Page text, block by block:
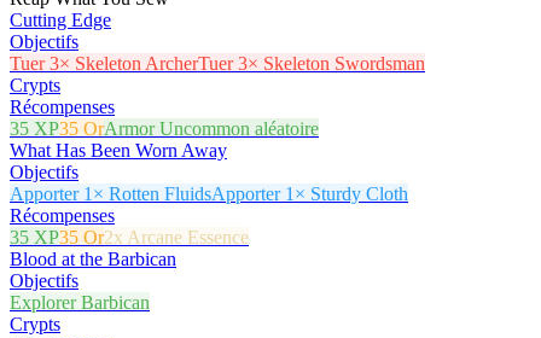
Cutting Edge
Objectifs
Tuer 3× Skeleton ArcherTuer 3× Skeleton Swordsman
Crypts
Récompenses
35 XP35 OrArmor Uncommon aléatoire
What Has Been Worn Away
Objectifs
Apporter 1× Rotten FluidsApporter 1× Sturdy Cloth
Récompenses
35 XP35 Or2x Arcane Essence
Blood at the Barbican
Objectifs
Explorer Barbican
Crypts